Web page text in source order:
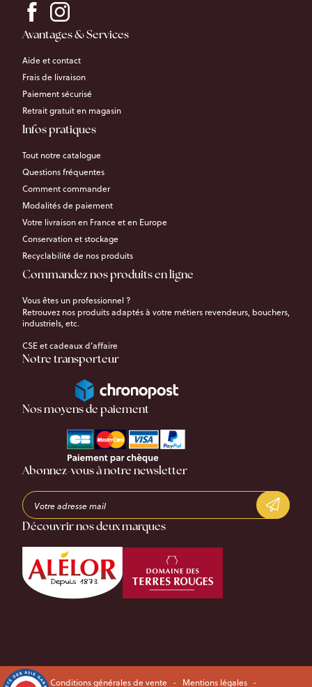
Avantages & Services
Aide et contact
Frais de livraison
Paiement sécurisé
Retrait gratuit en magasin
Infos pratiques
Tout notre catalogue
Questions fréquentes
Comment commander
Modalités de paiement
Votre livraison en France et en Europe
Conservation et stockage
Recyclabilité de nos produits
Commandez nos produits en ligne
Vous êtes un professionnel ?
Retrouvez nos produits adaptés à votre métiers revendeurs, bouchers,
industriels, etc.
CSE et cadeaux d’affaire
Notre transporteur
Nos moyens de paiement
Abonnez-vous à notre newsletter
Découvrir nos deux marques
Conditions générales de vente - Mentions légales -